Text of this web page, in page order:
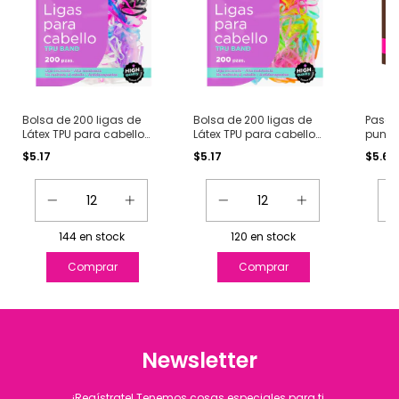
Bolsa de 200 ligas de
Látex TPU para cabello
clasicos
$5.17
144en stock
Bolsa de 200 ligas de
Látex TPU para cabello
Fosfo
$5.17
120 en stock
con
$5.66
Newsletter